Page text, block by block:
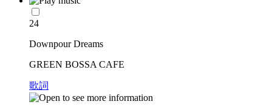
24
Downpour Dreams
GREEN BOSSA CAFE
歌詞